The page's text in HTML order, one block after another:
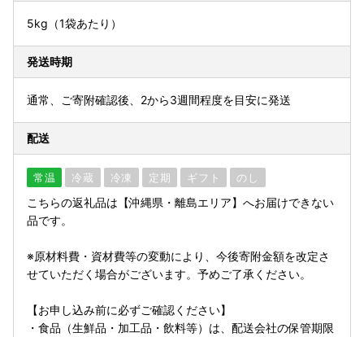
5kg（1袋あたり）
発送時期
通常、ご寄附確認後、2から3週間程度を目安に発送
配送
常温 冷蔵 冷凍 定期 ギフト のし
こちらの返礼品は【沖縄県・離島エリア】へお届けできない
品です。
※原材料費・資材費等の変動により、今後寄附金額を改定さ
せていただく場合がございます。予めご了承ください。
【お申し込み前に必ずご確認ください】
・食品（生鮮品・加工品・飲料等）は、配送会社の保管期限